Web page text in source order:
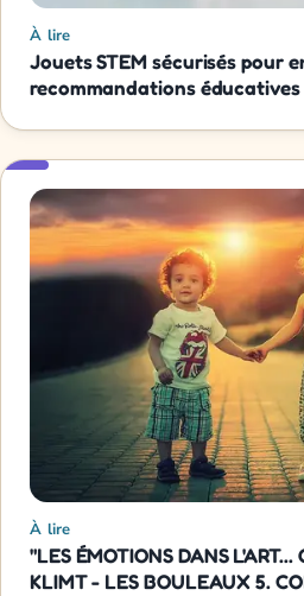
À lire
Jouets STEM sécurisés pour
recommandations éducatives
À lire
"LES ÉMOTIONS DANS L'ART...
KLIMT - LES BOULEAUX 5.